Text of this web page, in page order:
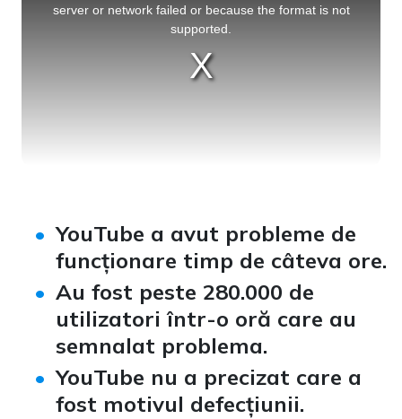
server or network failed or because the format is not
supported.
YouTube a avut probleme de
funcționare timp de câteva ore.
Au fost peste 280.000 de
utilizatori într-o oră care au
semnalat problema.
YouTube nu a precizat care a
fost motivul defecțiunii.